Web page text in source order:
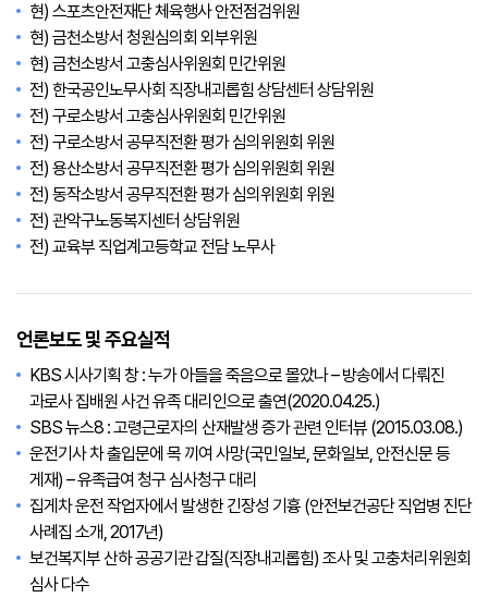
현) 스포츠안전재단 체육행사 안전점검위원
현) 금천소방서 청원심의회 외부위원
현) 금천소방서 고충심사위원회 민간위원
전) 한국공인노무사회 직장내괴롭힘 상담센터 상담위원
전) 구로소방서 고충심사위원회 민간위원
전) 구로소방서 공무직전환 평가 심의위원회 위원
전) 용산소방서 공무직전환 평가 심의위원회 위원
전) 동작소방서 공무직전환 평가 심의위원회 위원
전) 관악구노동복지센터 상담위원
전) 교육부 직업계고등학교 전담 노무사
언론보도 및 주요실적
KBS 시사기획 창 : 누가 아들을 죽음으로 몰았나 – 방송에서 다뤄진
과로사 집배원 사건 유족 대리인으로 출연(2020.04.25.)
SBS 뉴스8 : 고령근로자의 산재발생 증가 관련 인터뷰 (2015.03.08.)
운전기사 차 출입문에 목 끼여 사망(국민일보, 문화일보, 안전신문 등
게재) – 유족급여 청구 심사청구 대리
집게차 운전 작업자에서 발생한 긴장성 기흉 (안전보건공단 직업병 진단
사례집 소개, 2017년)
보건복지부 산하 공공기관 갑질(직장내괴롭힘) 조사 및 고충처리위원회
심사 다수